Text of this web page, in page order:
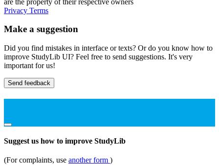
Privacy Terms
Make a suggestion
Did you find mistakes in interface or texts? Or do you know how to
improve StudyLib UI? Feel free to send suggestions. It's very
important for us!
Send feedback
Suggest us how to improve StudyLib
(For complaints, use another form )